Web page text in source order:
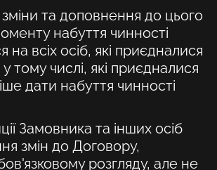
зміни та доповнення до цього
набуття чинності
всіх осіб, які приєдналися
тому числі, які приєдналися
дати набуття чинності
Замовника та інших осіб
змін до Договору,
розгляду, але не